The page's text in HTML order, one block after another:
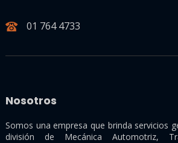
01 764 4733
Nosotros
Somos una empresa que brinda servicios
división de Mecánica Automotriz,